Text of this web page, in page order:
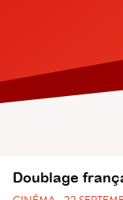
Doublage